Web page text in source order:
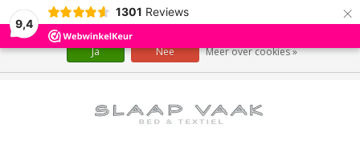
9,4
1301 Reviews ×
Wij slaan cookies op om onze website te verbeteren. Is dat akkoord?
Ja Nee Meer over cookies »